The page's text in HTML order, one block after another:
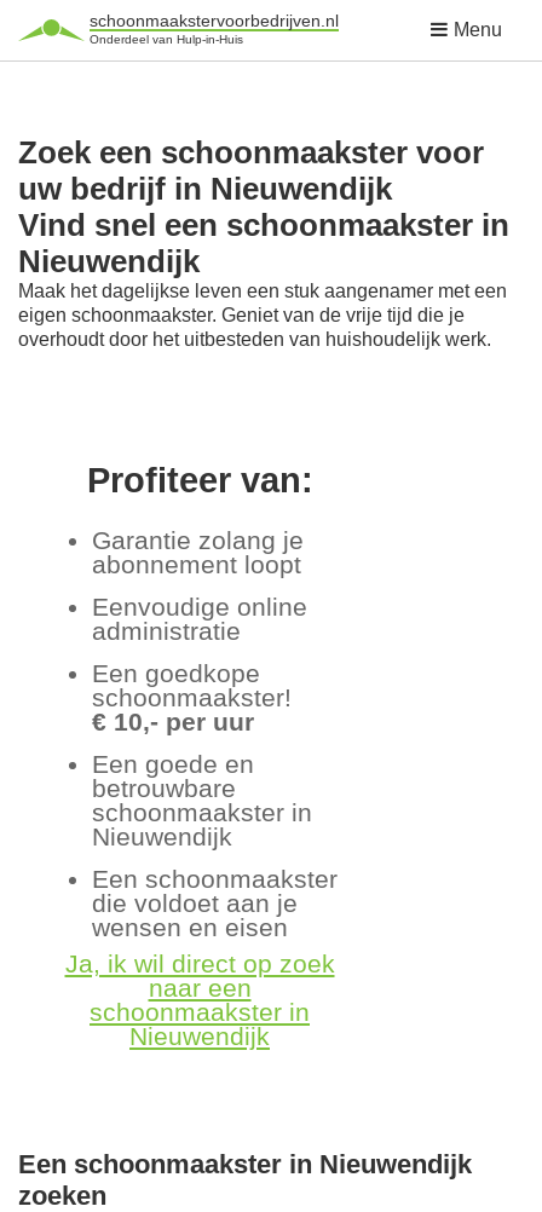
schoonmaakstervoorbedrijven.nl
Onderdeel van Hulp-in-Huis Menu
Zoek een schoonmaakster voor
uw bedrijf in Nieuwendijk
Vind snel een schoonmaakster in
Nieuwendijk
Maak het dagelijkse leven een stuk aangenamer met een
eigen schoonmaakster. Geniet van de vrije tijd die je
overhoudt door het uitbesteden van huishoudelijk werk.
Profiteer van:
Garantie zolang je
abonnement loopt
Eenvoudige online
administratie
Een goedkope
schoonmaakster!
€ 10,- per uur
Een goede en
betrouwbare
schoonmaakster in
Nieuwendijk
Een schoonmaakster
die voldoet aan je
wensen en eisen
Ja, ik wil direct op zoek
naar een
schoonmaakster in
Nieuwendijk
Een schoonmaakster in Nieuwendijk
zoeken